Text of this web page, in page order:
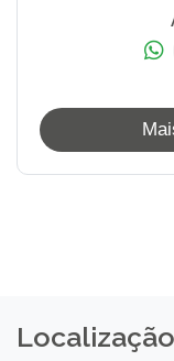
Localização